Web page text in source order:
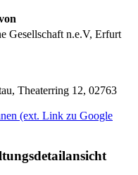
Gesellschaft n.e.V, Erfurt
Theaterring 12, 02763
(ext. Link zu Google